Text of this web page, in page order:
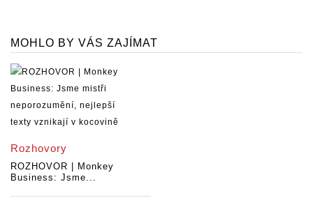
MOHLO BY VÁS ZAJÍMAT
Rozhovory
ROZHOVOR | Monkey
Business: Jsme...